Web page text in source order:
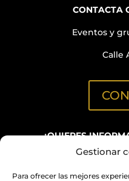
Gestionar
Para ofrecer las mejores
CONTACTA
Eventos y
Calle
¿QUIERES
C/ Aribau, 152